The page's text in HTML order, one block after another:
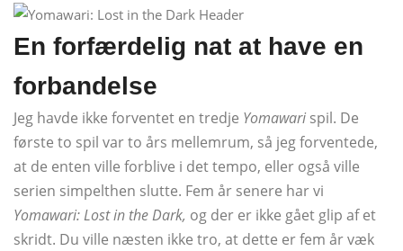
En forfærdelig nat at have en
forbandelse
Jeg havde ikke forventet en tredje Yomawari spil. De
første to spil var to års mellemrum, så jeg forventede,
at de enten ville forblive i det tempo, eller også ville
serien simpelthen slutte. Fem år senere har vi
Yomawari: Lost in the Dark, og der er ikke gået glip af et
skridt. Du ville næsten ikke tro, at dette er fem år væk